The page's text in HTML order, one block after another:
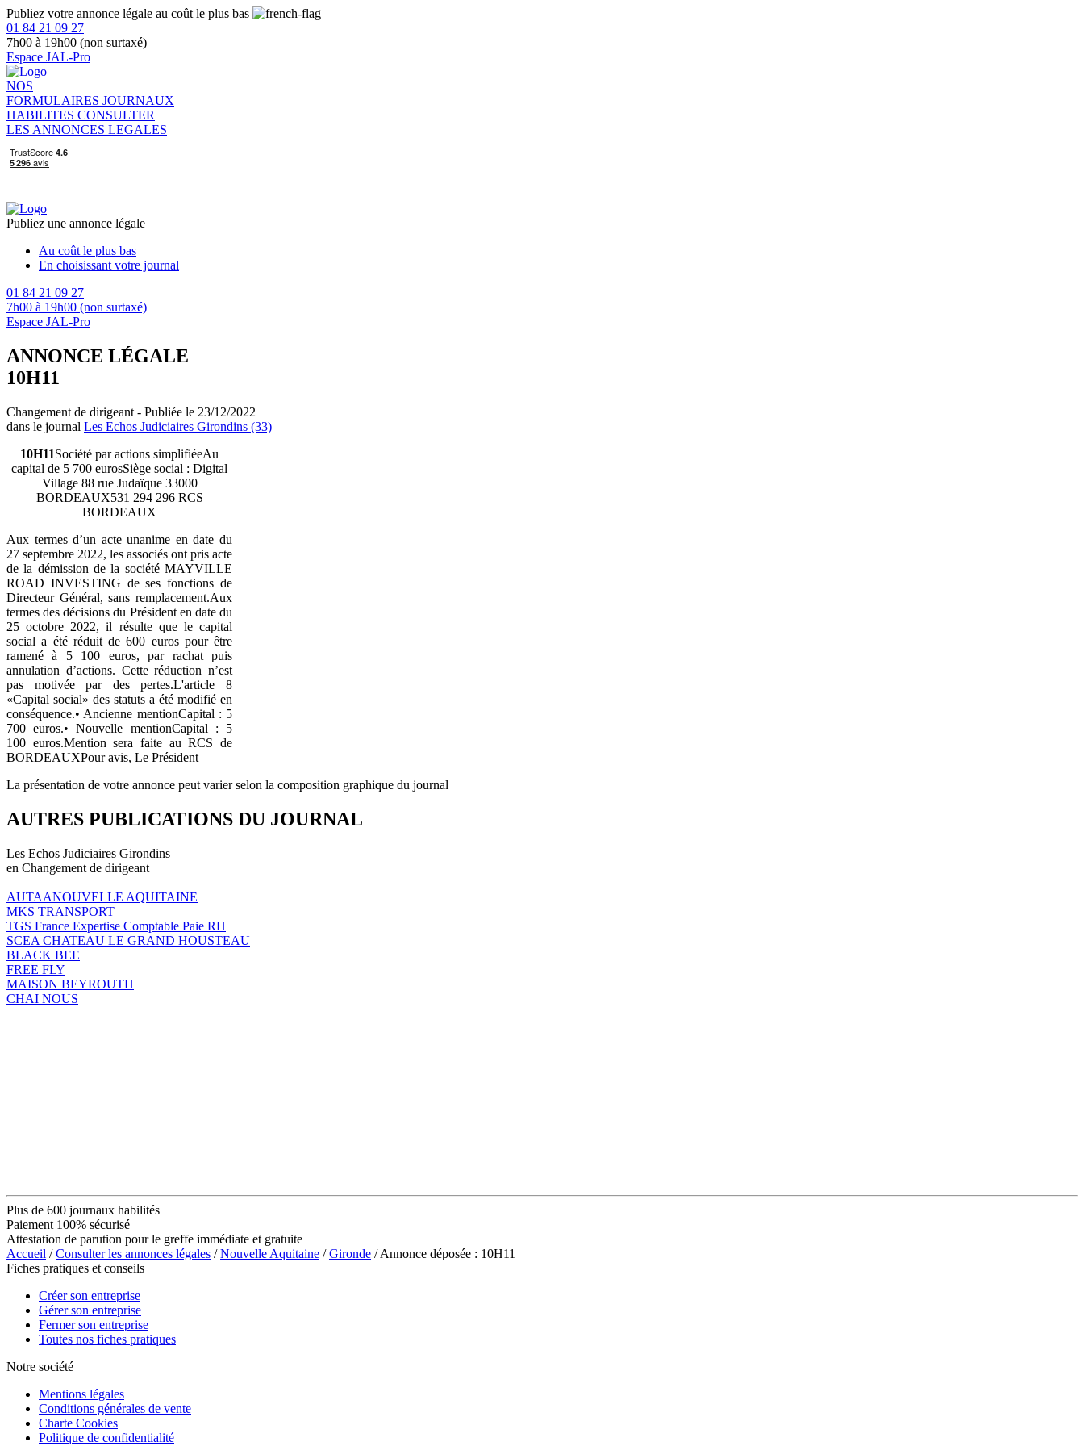
Publiez votre annonce légale au coût le plus bas
01 84 21 09 27
7h00 à 19h00 (non surtaxé)
Espace JAL-Pro
NOS
FORMULAIRES JOURNAUX
HABILITES CONSULTER
LES ANNONCES LEGALES
Publiez une annonce légale
Au coût le plus bas
En choisissant votre journal
01 84 21 09 27
7h00 à 19h00 (non surtaxé)
Espace JAL-Pro
ANNONCE LÉGALE
10H11
Changement de dirigeant - Publiée le 23/12/2022
dans le journal Les Echos Judiciaires Girondins (33)
10H11Société par actions simplifiéeAu
capital de 5 700 eurosSiège social : Digital
Village 88 rue Judaïque 33000
BORDEAUX531 294 296 RCS
BORDEAUX
Aux termes d’un acte unanime en date du
27 septembre 2022, les associés ont pris acte
de la démission de la société MAYVILLE
ROAD INVESTING de ses fonctions de
Directeur Général, sans remplacement.Aux
termes des décisions du Président en date du
25 octobre 2022, il résulte que le capital
social a été réduit de 600 euros pour être
ramené à 5 100 euros, par rachat puis
annulation d’actions. Cette réduction n’est
pas motivée par des pertes.L'article 8
«Capital social» des statuts a été modifié en
conséquence.• Ancienne mentionCapital : 5
700 euros.• Nouvelle mentionCapital : 5
100 euros.Mention sera faite au RCS de
BORDEAUXPour avis, Le Président
La présentation de votre annonce peut varier selon la composition graphique du journal
AUTRES PUBLICATIONS DU JOURNAL
Les Echos Judiciaires Girondins
en Changement de dirigeant
AUTAANOUVELLE AQUITAINE
MKS TRANSPORT
TGS France Expertise Comptable Paie RH
SCEA CHATEAU LE GRAND HOUSTEAU
BLACK BEE
FREE FLY
MAISON BEYROUTH
CHAI NOUS
Plus de 600 journaux habilités
Paiement 100% sécurisé
Attestation de parution pour le greffe immédiate et gratuite
Accueil /Consulter les annonces légales /Nouvelle Aquitaine /Gironde / Annonce déposée : 10H11
Fiches pratiques et conseils
Créer son entreprise
Gérer son entreprise
Fermer son entreprise
Toutes nos fiches pratiques
Notre société
Mentions légales
Conditions générales de vente
Charte Cookies
Politique de confidentialité